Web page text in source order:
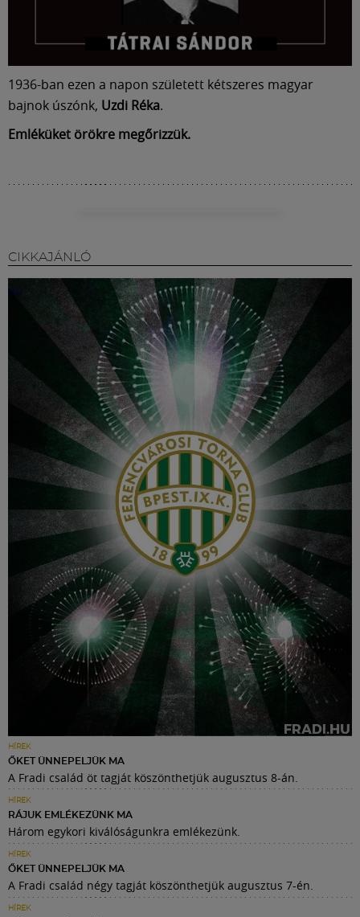
1936-ban ezen a napon született kétszeres magyar
bajnok úszónk, Uzdi Réka.
Emléküket örökre megőrizzük.
CIKKAJÁNLÓ
HÍREK
ŐKET ÜNNEPELJÜK MA
A Fradi család öt tagját köszönthetjük augusztus 8-án.
HÍREK
RÁJUK EMLÉKEZÜNK MA
Három egykori kiválóságunkra emlékezünk.
HÍREK
ŐKET ÜNNEPELJÜK MA
A Fradi család négy tagját köszönthetjük augusztus 7-én.
HÍREK